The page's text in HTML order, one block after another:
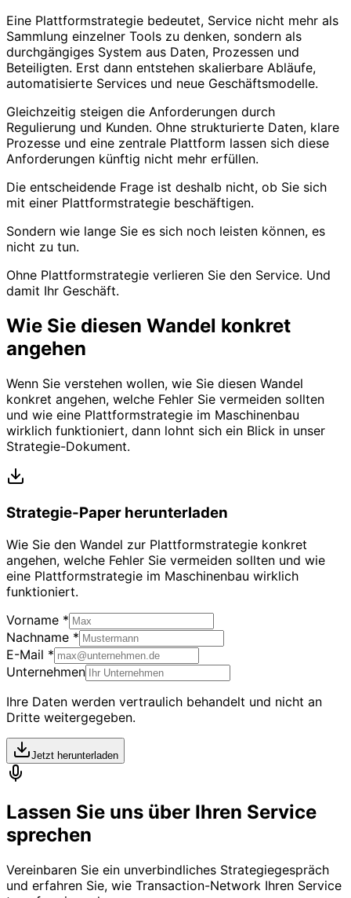
Eine Plattformstrategie bedeutet, Service nicht mehr als
Sammlung einzelner Tools zu denken, sondern als
durchgängiges System aus Daten, Prozessen und
Beteiligten. Erst dann entstehen skalierbare Abläufe,
automatisierte Services und neue Geschäftsmodelle.
Gleichzeitig steigen die Anforderungen durch
Regulierung und Kunden. Ohne strukturierte Daten, klare
Prozesse und eine zentrale Plattform lassen sich diese
Anforderungen künftig nicht mehr erfüllen.
Die entscheidende Frage ist deshalb nicht, ob Sie sich
mit einer Plattformstrategie beschäftigen.
Sondern wie lange Sie es sich noch leisten können, es
nicht zu tun.
Ohne Plattformstrategie verlieren Sie den Service. Und
damit Ihr Geschäft.
Wie Sie diesen Wandel konkret
angehen
Wenn Sie verstehen wollen, wie Sie diesen Wandel
konkret angehen, welche Fehler Sie vermeiden sollten
und wie eine Plattformstrategie im Maschinenbau
wirklich funktioniert, dann lohnt sich ein Blick in unser
Strategie-Dokument.
Strategie-Paper herunterladen
Wie Sie den Wandel zur Plattformstrategie konkret
angehen, welche Fehler Sie vermeiden sollten und wie
eine Plattformstrategie im Maschinenbau wirklich
funktioniert.
Vorname *
Nachname *
E-Mail *
Unternehmen
Ihre Daten werden vertraulich behandelt und nicht an
Dritte weitergegeben.
Jetzt herunterladen
Lassen Sie uns über Ihren Service
sprechen
Vereinbaren Sie ein unverbindliches Strategiegespräch
und erfahren Sie, wie Transaction-Network Ihren Service